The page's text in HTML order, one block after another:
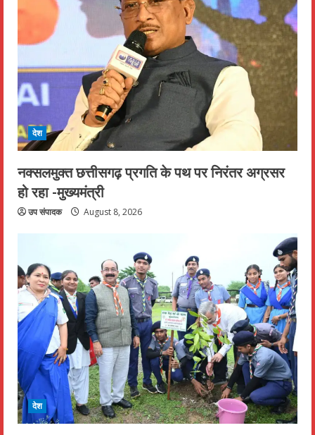
देश
नक्सलमुक्त छत्तीसगढ़ प्रगति के पथ पर निरंतर अग्रसर
हो रहा -मुख्यमंत्री
उप संपादक August 8, 2026
देश